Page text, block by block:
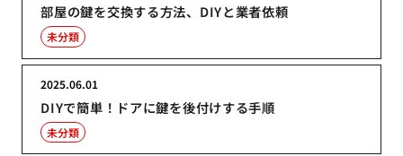
部屋の鍵を交換する方法、DIYと業者依頼
未分類
DIYで簡単！ドアに鍵を後付けする手順
2025.06.01
未分類